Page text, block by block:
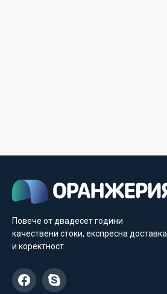
Повече от двадесет години
качествени стоки, експресна доставка
и коректност